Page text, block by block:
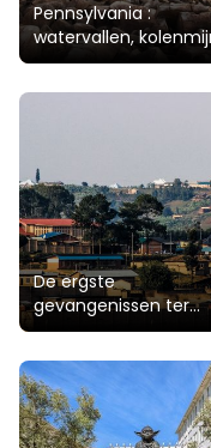
Pennsylvania :
watervallen,
koloniale
De ergste
gevangenissen ter
wereld: streng
gevangenissen